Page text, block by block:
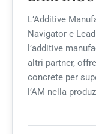
L’Additive
Navigator e
l’additive
altri partner,
concrete per
l’AM nella